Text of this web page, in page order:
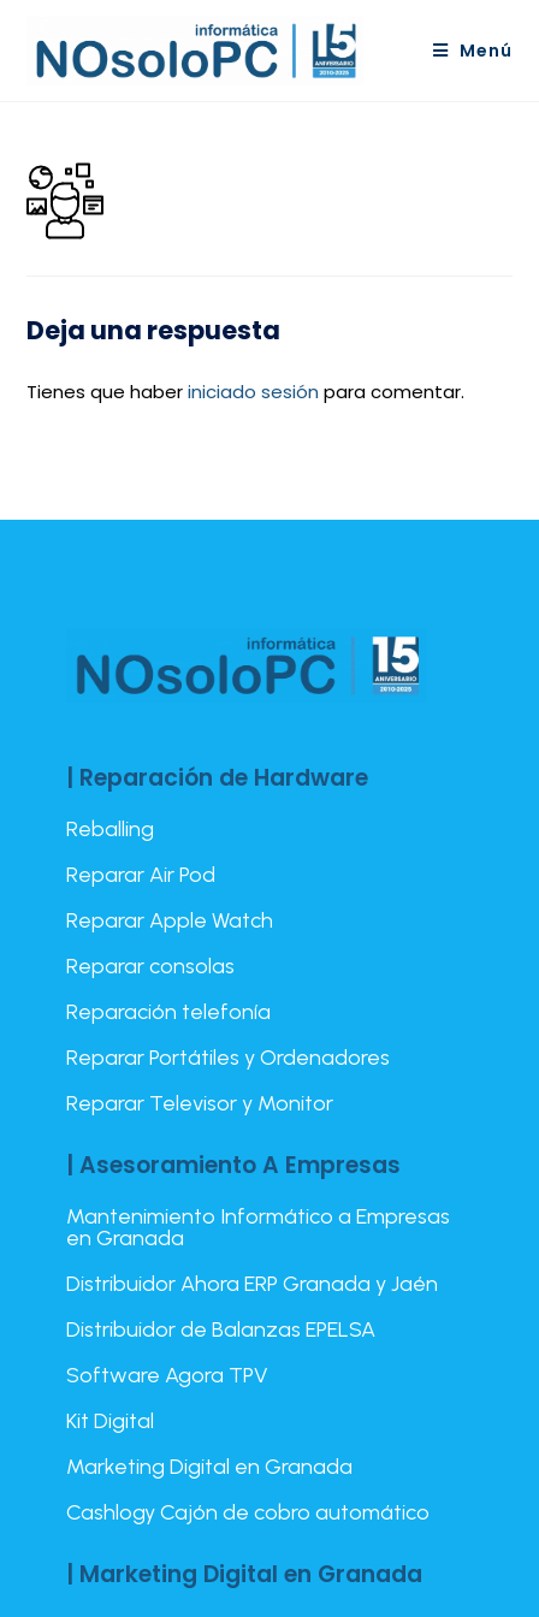
Menú
Deja una respuesta
Tienes que haberiniciado sesión para comentar.
| Reparación de Hardware
Reballing
Reparar Air Pod
Reparar Apple Watch
Reparar consolas
Reparación telefonía
Reparar Portátiles y Ordenadores
Reparar Televisor y Monitor
| Asesoramiento A Empresas
Mantenimiento Informático a Empresas
en Granada
Distribuidor Ahora ERP Granada y Jaén
Distribuidor de Balanzas EPELSA
Software Agora TPV
Kit Digital
Marketing Digital en Granada
Cashlogy Cajón de cobro automático
| Marketing Digital en Granada